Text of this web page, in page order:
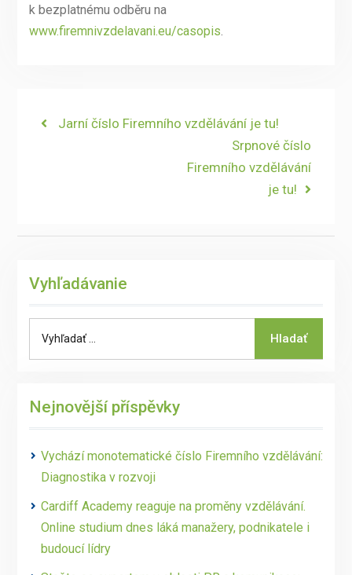
k bezplatnému odběru na
www.firemnivzdelavani.eu/casopis.
Navigace
Previous
Jarní číslo Firemního vzdělávání je tu!
Next
post:
Srpnové číslo
Firemního vzdělávání
je tu!
Vyhľadávanie
Hladať
Nejnovější příspěvky
Vychází monotematické číslo Firemního vzdělávání:
Diagnostika v rozvoji
Cardiff Academy reaguje na proměny vzdělávání.
Online studium dnes láká manažery, podnikatele i
budoucí lídry